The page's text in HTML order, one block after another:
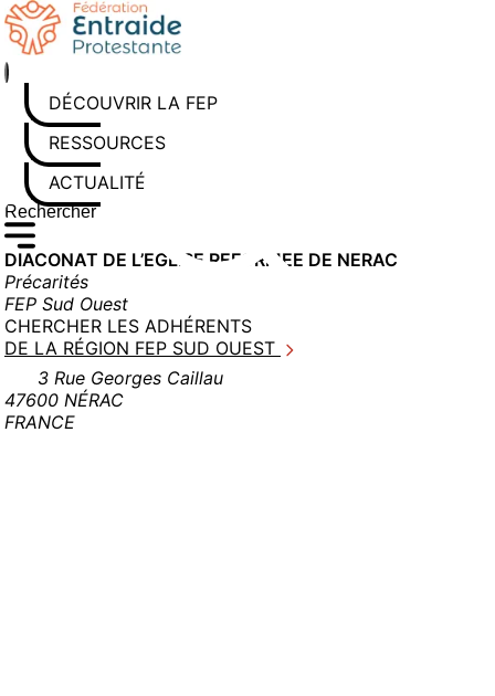
Aller
au
contenu
DÉCOUVRIR LA FEP
RESSOURCES
ACTUALITÉS
Rechercher sur le site
Saisissez au moins 3 caractères pour lancer la recherche
DIACONAT DE L’EGLISE REFORMEE DE NERAC
Précarités
FEP Sud Ouest
CHERCHER LES ADHÉRENTS
DE LA RÉGION FEP SUD OUEST
3 Rue Georges Caillau
47600 NÉRAC
FRANCE